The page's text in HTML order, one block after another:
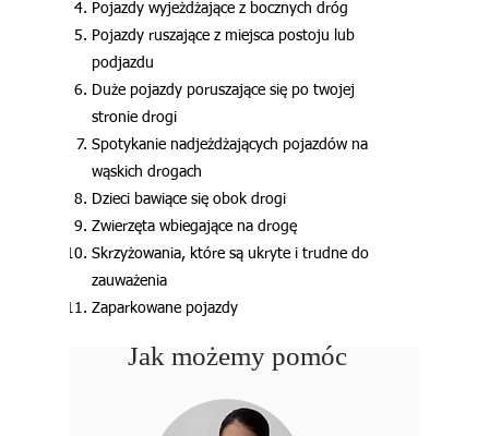
Pojazdy wyjeżdżające z bocznych dróg
Pojazdy ruszające z miejsca postoju lub
podjazdu
Duże pojazdy poruszające się po twojej
stronie drogi
Spotykanie nadjeżdżających pojazdów na
wąskich drogach
Dzieci bawiące się obok drogi
Zwierzęta wbiegające na drogę
Skrzyżowania, które są ukryte i trudne do
zauważenia
Zaparkowane pojazdy
Jak możemy pomóc